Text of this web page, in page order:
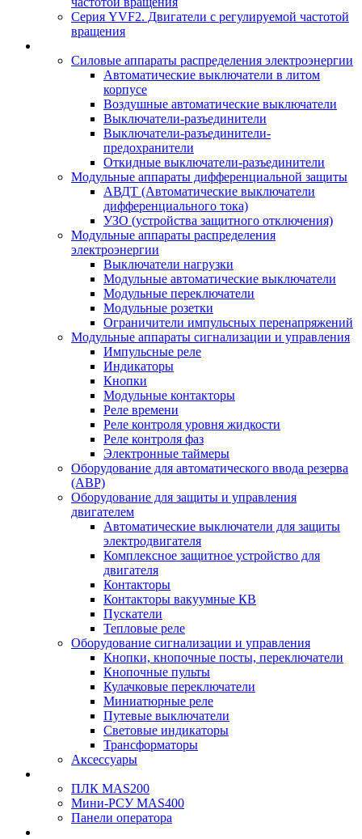
Серия YVF2. Двигатели с регулируемой частотой
вращения
Силовые аппараты распределения электроэнергии
Автоматические выключатели в литом
корпусе
Воздушные автоматические выключатели
Выключатели-разъединители
Выключатели-разъединители-
предохранители
Откидные выключатели-разъединители
Модульные аппараты дифференциальной защиты
АВДТ (Автоматические выключатели
дифференциального тока)
УЗО (устройства защитного отключения)
Модульные аппараты распределения
электроэнергии
Выключатели нагрузки
Модульные автоматические выключатели
Модульные переключатели
Модульные розетки
Ограничители импульсных перенапряжений
Модульные аппараты сигнализации и управления
Импульсные реле
Индикаторы
Кнопки
Модульные контакторы
Реле времени
Реле контроля уровня жидкости
Реле контроля фаз
Электронные таймеры
Оборудование для автоматического ввода резерва
(АВР)
Оборудование для защиты и управления
двигателем
Автоматические выключатели для защиты
электродвигателя
Комплексное защитное устройство для
двигателя
Контакторы
Контакторы вакуумные КВ
Пускатели
Тепловые реле
Оборудование сигнализации и управления
Кнопки, кнопочные посты, переключатели
Кнопочные пульты
Кулачковые переключатели
Миниатюрные реле
Путевые выключатели
Световые индикаторы
Трансформаторы
Аксессуары
ПЛК MAS200
Мини-РСУ MAS400
Панели оператора